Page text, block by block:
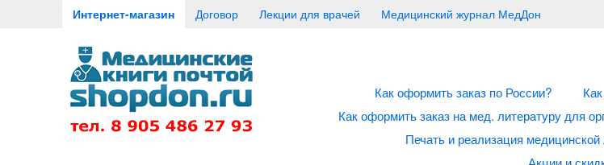
Интернет-магазин Договор Лекции для врачей Медицинский журнал МедДон
Как оформить заказ по России?
Как оформить заказ на мед. литературу для
Печать и реализация